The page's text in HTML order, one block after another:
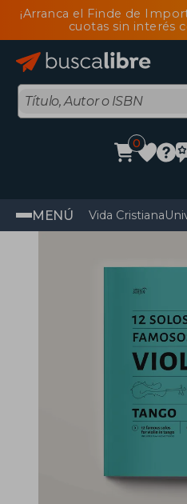
¡Arranca el Finde de
cuotas sin interés
0
MENÚ Vida Cristiana